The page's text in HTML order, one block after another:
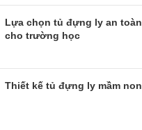
Lựa chọn tủ đựng ly an toàn
cho trường học
Thiết kế tủ đựng ly mầm non